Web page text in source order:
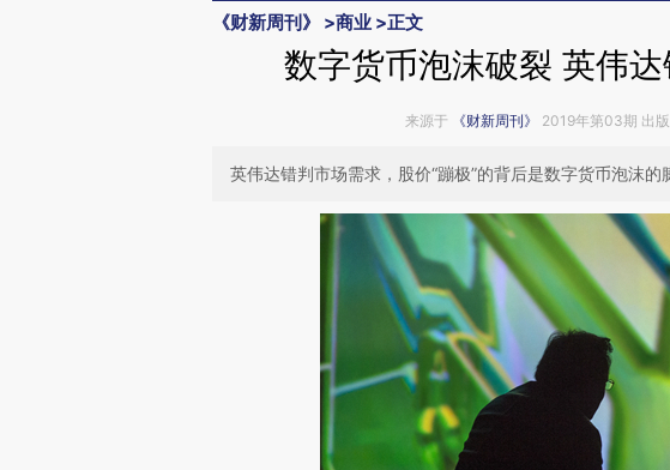
《财新周刊》 >商业 >正文
数字货币泡沫破裂 英伟
来源于 《财新周刊》 2019年第03期 出
英伟达错判市场需求，股价“蹦极”的背后是数字货币泡沫